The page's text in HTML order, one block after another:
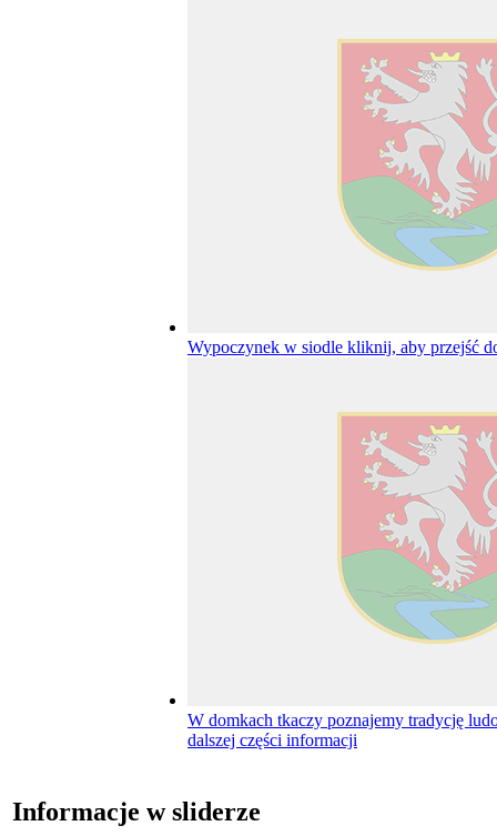
Wypoczynek w siodle kliknij, aby przejść
W domkach tkaczy poznajemy tradycję
dalszej części informacji
Informacje w sliderze